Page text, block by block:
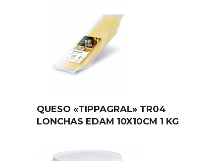
QUESO «TIPPAGRAL» TR04
LONCHAS EDAM 10X10CM 1 KG